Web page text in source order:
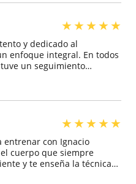
★★★★★
enfoque integral. En todos
un seguimiento
la corrección de la
recomendable!
★★★★★
entrenar con Ignacio
cuerpo que siempre
y te enseña la técnica
entender el ejercicio,